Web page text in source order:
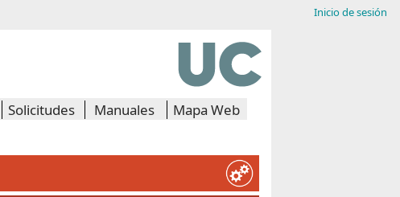
Inicio de sesión
Solicitudes Manuales Mapa Web